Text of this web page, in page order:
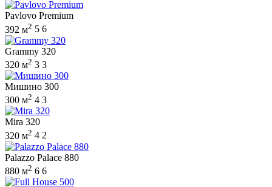
Pavlovo Premium
392 м2 5 6
Grammy 320
320 м2 3 3
Мишино 300
300 м2 4 3
Mira 320
320 м2 4 2
Palazzo Palace 880
880 м2 6 6